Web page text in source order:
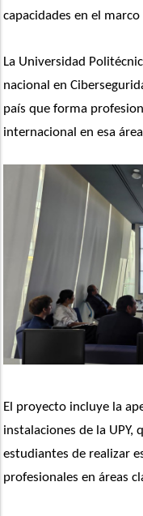
capacidades en el
La Universidad
nacional en
país que forma
internacional en esa
El proyecto incluye la
instalaciones de la UPY,
estudiantes de realizar
profesionales en áreas